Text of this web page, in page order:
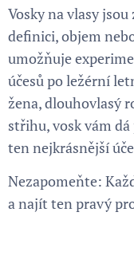
Vosky na vlasy
definici, objem
umožňuje
účesů po ležérní
žena, dlouhovlasý
střihu, vosk vám
ten nejkrásnější
Nezapomeňte:
a najít ten pravý